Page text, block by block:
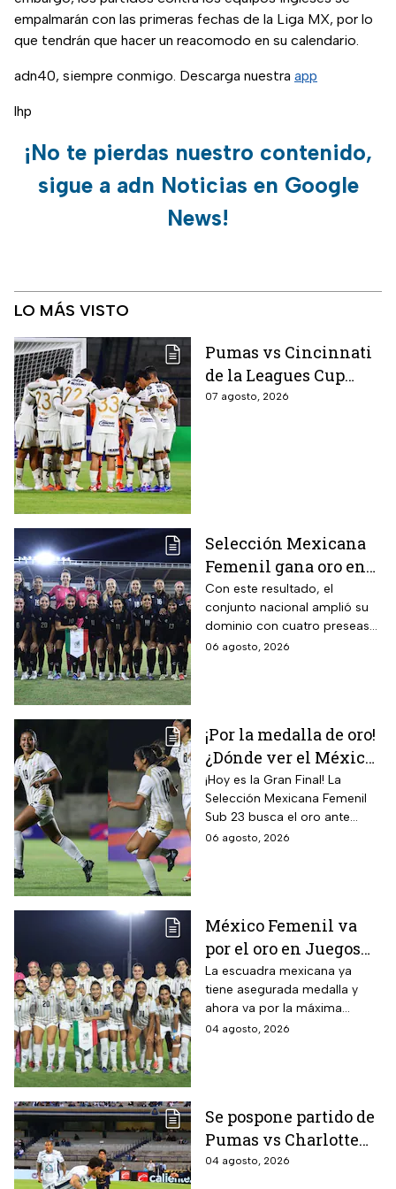
empalmarán con las primeras fechas de la Liga MX, por lo
que tendrán que hacer un reacomodo en su calendario.
adn40, siempre conmigo. Descarga nuestra app
lhp
¡No te pierdas nuestro contenido,
sigue a adn Noticias en Google
News!
LO MÁS VISTO
Pumas vs Cincinnati
de la Leagues Cup
2026 es pospuesto
07 agosto, 2026
Selección Mexicana
Femenil gana oro en
Juegos
Centroamericanos; el
camino de México a la
gloria
Con este resultado, el
conjunto nacional amplió su
dominio con cuatro preseas
doradas de forma
06 agosto, 2026
¡Por la medalla de oro!
¿Dónde ver el México
vs Colombia Femenil?
Así puedes seguir la
Gran Final EN VIVO
¡Hoy es la Gran Final! La
Selección Mexicana Femenil
Sub 23 busca el oro ante
Colombia en los Juegos
06 agosto, 2026
México Femenil va
por el oro en Juegos
Centroamericanos; ya
conoce a su rival
La escuadra mexicana ya
tiene asegurada medalla y
ahora va por la máxima
presea en los Juegos
04 agosto, 2026
Se pospone partido de
Pumas vs Charlotte
FC en el inicio de la
04 agosto, 2026